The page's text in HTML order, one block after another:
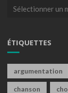
Archives
ÉTIQUETTES
argumentation
chanson